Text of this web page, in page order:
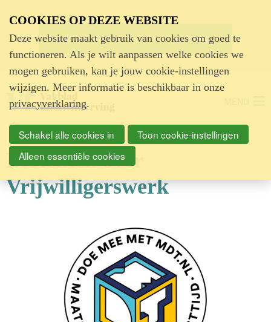
Advertentie
Berichten over
Vrijwilligerswerk
COOKIES OP DEZE WEBSITE
Deze website maakt gebruik van cookies om goed te
functioneren. Als je wilt aanpassen welke cookies we
mogen gebruiken, kan je jouw cookie-instellingen
wijzigen. Meer informatie is beschikbaar in onze
privacyverklaring.
Schakel alle cookies in
Toon cookie-instellingen
Alleen essentiële cookies